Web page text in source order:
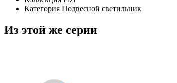
Категория Подвесной светильник
Из этой же серии